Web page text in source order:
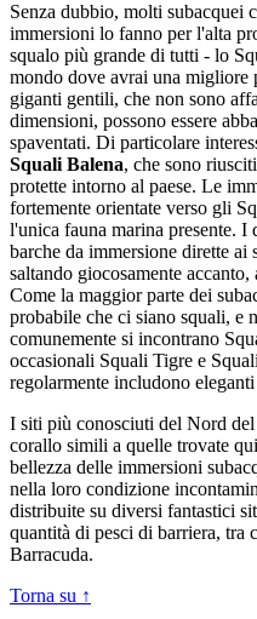
Senza dubbio, molti subacquei
immersioni lo fanno per l'alta
squalo più grande di tutti - lo
mondo dove avrai una migliore
giganti gentili, che non sono
dimensioni, possono essere
spaventati. Di particolare
Squali Balena, che sono
protette intorno al paese. Le
fortemente orientate verso gli
l'unica fauna marina presente. I
barche da immersione dirette
saltando giocosamente
Come la maggior parte dei
probabile che ci siano squali, e
comunemente si incontrano
occasionali Squali Tigre e
regolarmente includono
I siti più conosciuti del Nord
corallo simili a quelle trovate
bellezza delle immersioni
nella loro condizione
distribuite su diversi fantastici
quantità di pesci di barriera,
Barracuda.
Torna su ↑